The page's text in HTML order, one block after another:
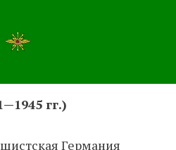
гг.)
Германия